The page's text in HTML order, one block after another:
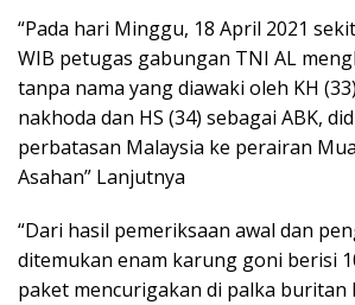
“Pada hari Minggu, 18 April 2021
WIB petugas gabungan TNI AL
tanpa nama yang diawaki oleh KH
nakhoda dan HS (34) sebagai ABK,
perbatasan Malaysia ke perairan
Asahan” Lanjutnya
“Dari hasil pemeriksaan awal dan
ditemukan enam karung goni berisi
paket mencurigakan di palka buritan